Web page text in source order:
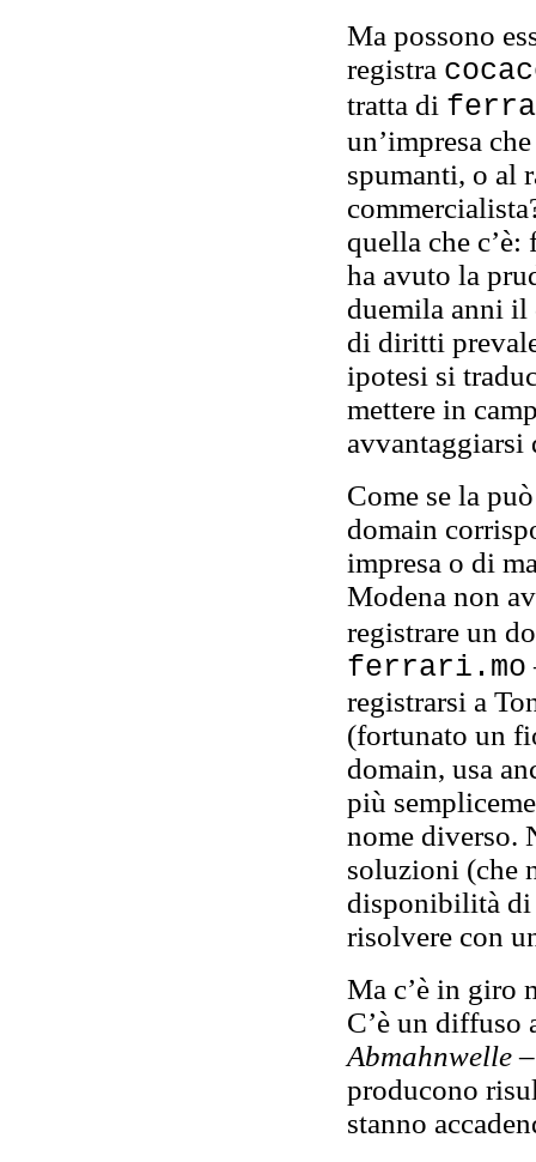
Ma possono
registra
tratta di
un’impresa
spumanti, o al
quella che
ha avuto la
duemila anni il
di diritti
ipotesi si
mettere in
Come se la
domain
impresa o di
Modena non
registrare un
ferrari.mo
registrarsi a
(fortunato un
domain, usa
più
nome diverso.
soluzioni (che
disponibilità di
risolvere con
Ma c’è in giro
C’è un diffuso
Abmahnwelle
producono
stanno